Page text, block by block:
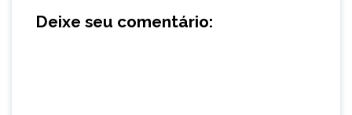
Deixe seu comentário: